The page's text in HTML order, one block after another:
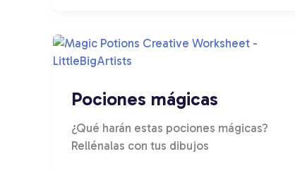
Pociones mágicas
¿Qué harán estas pociones mágicas?
Rellénalas con tus dibujos